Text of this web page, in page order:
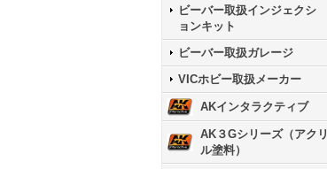
ビーバー取扱インジェクシ
ョンキット
ビーバー取扱ガレージ
VICホビー取扱メーカー
AKインタラクティブ
AK３Gシリーズ（アクリ
ル塗料）